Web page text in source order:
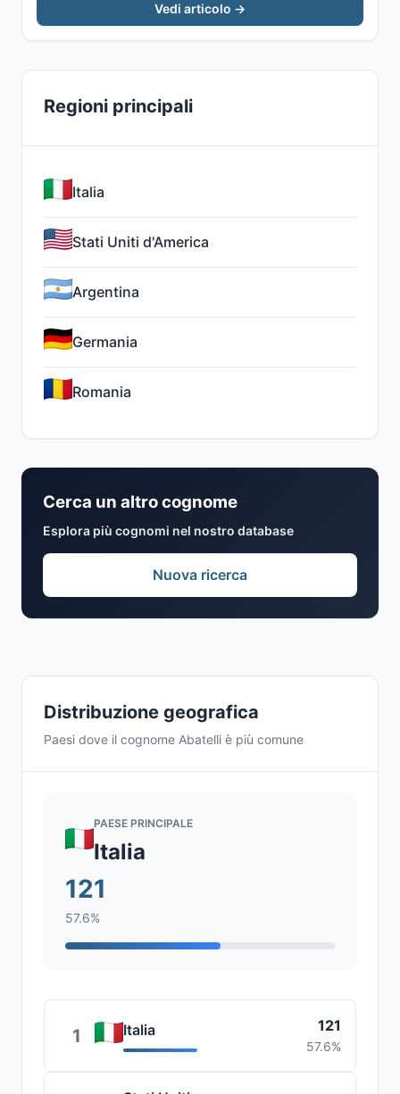
Distribuzione geografica
Paesi dove il cognome Abatelli è più comune
PAESE PRINCIPALE
Italia
121
57.6%
1 Italia 121
57.6%
Vedi articolo →
Regioni principali
Italia
Stati Uniti d'America
Argentina
Germania
Romania
Cerca un altro cognome
Esplora più cognomi nel nostro database
Nuova ricerca